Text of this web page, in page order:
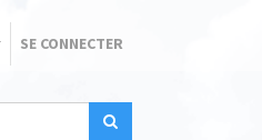
SE CONNECTER